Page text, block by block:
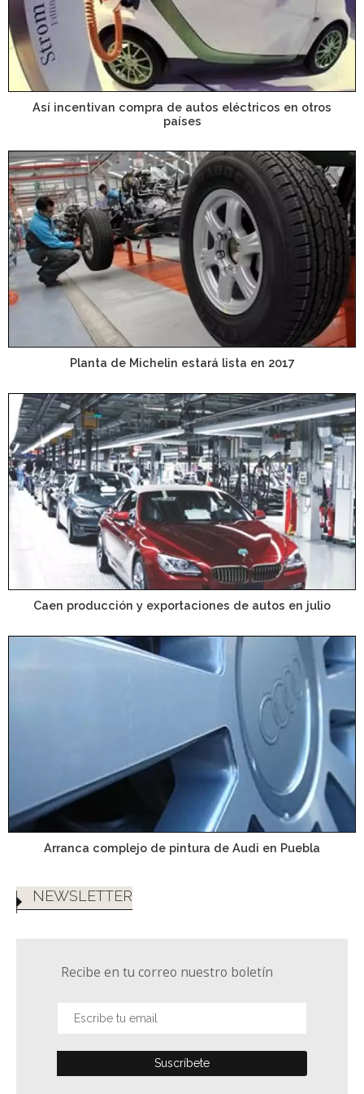
Así incentivan compra de autos eléctricos en otros
países
Planta de Michelin estará lista en 2017
Caen producción y exportaciones de autos en julio
Arranca complejo de pintura de Audi en Puebla
NEWSLETTER
Recibe en tu correo nuestro boletín